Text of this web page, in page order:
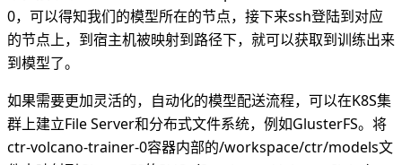
0，可以得知我们的模型所在的节点，接下来ssh登陆到对应
的节点上，到宿主机被映射到路径下，就可以获取到训练出来
到模型了。
如果需要更加灵活的，自动化的模型配送流程，可以在K8S集
群上建立File Server和分布式文件系统，例如GlusterFS。将
ctr-volcano-trainer-0容器内部的/workspace/ctr/models文